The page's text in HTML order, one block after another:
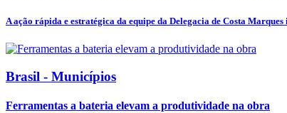
A ação rápida e estratégica da equipe da Delegacia de Costa Marques
Brasil - Municípios
Ferramentas a bateria elevam a produtividade na obra